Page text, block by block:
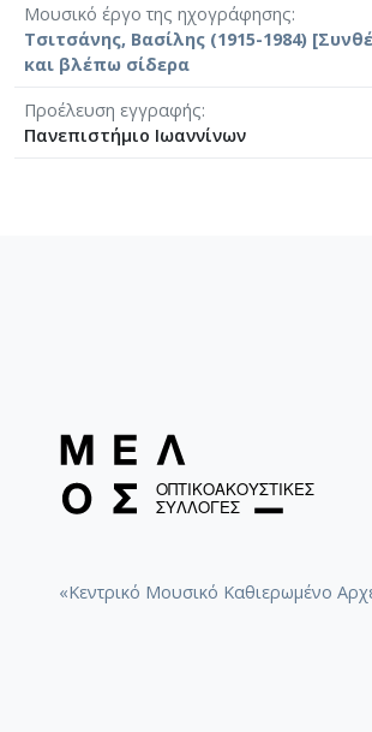
Μουσικό έργο της ηχογράφησης
Τσιτσάνης, Βασίλης (1915-1984)
και βλέπω σίδερα
Προέλευση εγγραφής
Πανεπιστήμιο Ιωαννίνων
«Κεντρικό Μουσικό Καθιερωμένο